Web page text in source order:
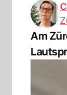
Am